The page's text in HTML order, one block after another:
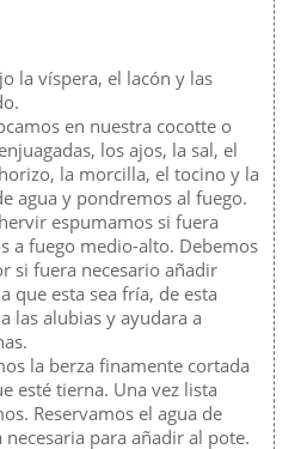
la víspera, el lacón y las
en nuestra cocotte o
los ajos, la sal, el
la morcilla, el tocino y la
agua y pondremos al fuego.
espumamos si fuera
a fuego medio-alto. Debemos
si fuera necesario añadir
que esta sea fría, de esta
las alubias y ayudara a
la berza finamente cortada
esté tierna. Una vez lista
Reservamos el agua de
para añadir al pote.